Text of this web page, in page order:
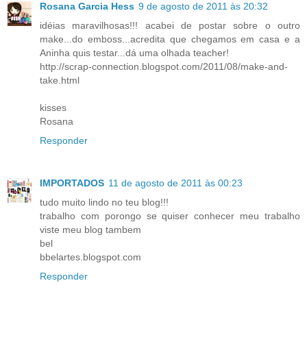
Rosana Garcia Hess 9 de agosto de 2011 às 20:32
idéias maravilhosas!!! acabei de postar sobre o outro
make...do emboss...acredita que chegamos em casa e a
Aninha quis testar...dá uma olhada teacher!
http://scrap-connection.blogspot.com/2011/08/make-and-
take.html
kisses
Rosana
Responder
IMPORTADOS 11 de agosto de 2011 às 00:23
tudo muito lindo no teu blog!!!
trabalho com porongo se quiser conhecer meu trabalho
viste meu blog tambem
bel
bbelartes.blogspot.com
Responder